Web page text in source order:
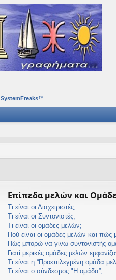
SystemFreaks™
Επίπεδα μελών και
Τι είναι οι Διαχειριστές;
Τι είναι οι Συντονιστές;
Τι είναι οι ομάδες μελών;
Πού είναι οι ομάδες μελών και
Πώς μπορώ να γίνω συντονιστής
Γιατί μερικές ομάδες μελών
Τι είναι η “Προεπιλεγμένη ομάδα
Τι είναι ο σύνδεσμος "Η ομάδα”;